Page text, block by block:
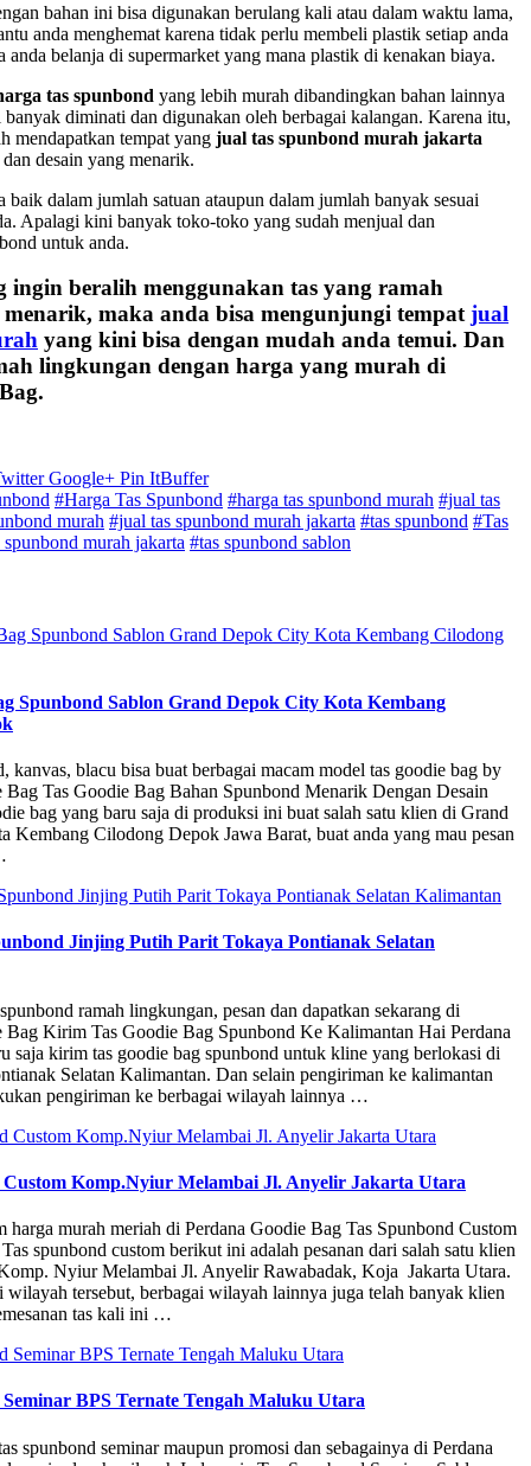
bahan ini bisa digunakan berulang kali atau dalam waktu lama,
anda menghemat karena tidak perlu membeli plastik setiap anda
anda belanja di supermarket yang mana plastik di kenakan biaya.
tas spunbond yang lebih murah dibandingkan bahan lainnya
banyak diminati dan digunakan oleh berbagai kalangan. Karena itu,
mendapatkan tempat yang jual tas spunbond murah jakarta
desain yang menarik.
baik dalam jumlah satuan ataupun dalam jumlah banyak sesuai
Apalagi kini banyak toko-toko yang sudah menjual dan
untuk anda.
ingin beralih menggunakan tas yang ramah
maka anda bisa mengunjungi tempatjual
yang kini bisa dengan mudah anda temui. Dan
lingkungan dengan harga yang murah di
Google+ Pin ItBuffer
#Harga Tas Spunbond #harga tas spunbond murah #jual tas
murah #jual tas spunbond murah jakarta #tas spunbond #Tas
spunbond murah jakarta #tas spunbond sablon
Spunbond Sablon Grand Depok City Kota Kembang
kanvas, blacu bisa buat berbagai macam model tas goodie bag by
Bag Tas Goodie Bag Bahan Spunbond Menarik Dengan Desain
bag yang baru saja di produksi ini buat salah satu klien di Grand
Kembang Cilodong Depok Jawa Barat, buat anda yang mau pesan
Jinjing Putih Parit Tokaya Pontianak Selatan
ramah lingkungan, pesan dan dapatkan sekarang di
Bag Kirim Tas Goodie Bag Spunbond Ke Kalimantan Hai Perdana
saja kirim tas goodie bag spunbond untuk kline yang berlokasi di
Selatan Kalimantan. Dan selain pengiriman ke kalimantan
pengiriman ke berbagai wilayah lainnya …
Custom Komp.Nyiur Melambai Jl. Anyelir Jakarta Utara
harga murah meriah di Perdana Goodie Bag Tas Spunbond Custom
spunbond custom berikut ini adalah pesanan dari salah satu klien
Nyiur Melambai Jl. Anyelir Rawabadak, Koja Jakarta Utara.
wilayah tersebut, berbagai wilayah lainnya juga telah banyak klien
tas kali ini …
BPS Ternate Tengah Maluku Utara
spunbond seminar maupun promosi dan sebagainya di Perdana